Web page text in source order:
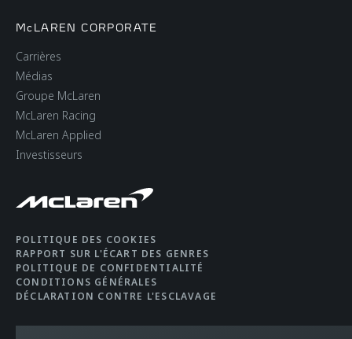
(MINIMAL), KG, LB
POIDS EN ORDRE DE
MARCHE DIN, KG, LB
CAPACITÉ DU
CAPACITÉ DU
COMPARTIMENT À
BAGAGES
150 litres (front), 210
McLAREN CORPORATE
Carrières
Médias
Groupe McLaren
McLaren Racing
McLaren Applied
Investisseurs
POLITIQUE DES COOKIES
RAPPORT SUR L'ÉCART DES GENRES
POLITIQUE DE CONFIDENTIALITÉ
CONDITIONS GÉNÉRALES
DÉCLARATION CONTRE L'ESCLAVAGE